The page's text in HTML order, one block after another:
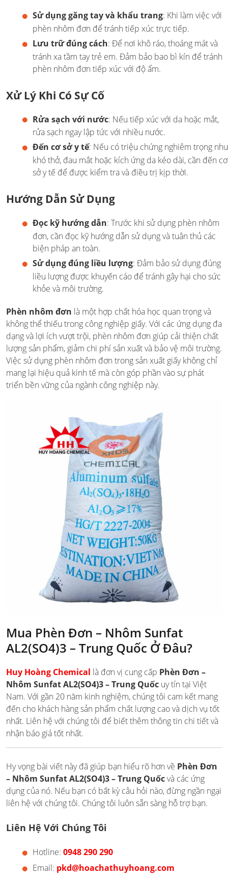
Sử dụng găng tay và khẩu trang: Khi làm việc với
phèn nhôm đơn để tránh tiếp xúc trực tiếp.
Lưu trữ đúng cách: Để nơi khô ráo, thoáng mát và
tránh xa tầm tay trẻ em. Đảm bảo bao bì kín để tránh
phèn nhôm đơn tiếp xúc với độ ẩm.
Xử Lý Khi Có Sự Cố
Rửa sạch với nước: Nếu tiếp xúc với da hoặc mắt,
rửa sạch ngay lập tức với nhiều nước.
Đến cơ sở y tế: Nếu có triệu chứng nghiêm trọng như
khó thở, đau mắt hoặc kích ứng da kéo dài, cần đến cơ
sở y tế để được kiểm tra và điều trị kịp thời.
Hướng Dẫn Sử Dụng
Đọc kỹ hướng dẫn: Trước khi sử dụng phèn nhôm
đơn, cần đọc kỹ hướng dẫn sử dụng và tuân thủ các
biện pháp an toàn.
Sử dụng đúng liều lượng: Đảm bảo sử dụng đúng
liều lượng được khuyến cáo để tránh gây hại cho sức
khỏe và môi trường.
Phèn nhôm đơn là một hợp chất hóa học quan trọng và
không thể thiếu trong công nghiệp giấy. Với các ứng dụng đa
dạng và lợi ích vượt trội, phèn nhôm đơn giúp cải thiện chất
lượng sản phẩm, giảm chi phí sản xuất và bảo vệ môi trường.
Việc sử dụng phèn nhôm đơn trong sản xuất giấy không chỉ
mang lại hiệu quả kinh tế mà còn góp phần vào sự phát
triển bền vững của ngành công nghiệp này.
Mua Phèn Đơn – Nhôm Sunfat
AL2(SO4)3 – Trung Quốc Ở Đâu?
Huy Hoàng Chemical là đơn vị cung cấp Phèn Đơn –
Nhôm Sunfat AL2(SO4)3 – Trung Quốc uy tín tại Việt
Nam. Với gần 20 năm kinh nghiệm, chúng tôi cam kết mang
đến cho khách hàng sản phẩm chất lượng cao và dịch vụ tốt
nhất. Liên hệ với chúng tôi để biết thêm thông tin chi tiết và
nhận báo giá tốt nhất.
Hy vọng bài viết này đã giúp bạn hiểu rõ hơn về Phèn Đơn
– Nhôm Sunfat AL2(SO4)3 – Trung Quốcvà các ứng
dụng của nó. Nếu bạn có bất kỳ câu hỏi nào, đừng ngần ngại
liên hệ với chúng tôi. Chúng tôi luôn sẵn sàng hỗ trợ bạn.
Liên Hệ Với Chúng Tôi
Hotline: 0948 290 290
Email: pkd@hoachathuyhoang.com